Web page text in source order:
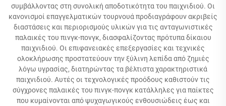
συμβάλλοντας στη συνολική αποδοτικότητα του παιχνιδιού. Οι
κανονισμοί επαγγελματικών τουρνουά προδιαγράφουν ακριβείς
διαστάσεις και περιορισμούς υλικών για τις ανταγωνιστικές
παλαικές του πινγκ-πονγκ, διασφαλίζοντας πρότυπα δίκαιου
παιχνιδιού. Οι επιφανειακές επεξεργασίες και τεχνικές
ολοκλήρωσης προστατεύουν την ξύλινη λεπίδα από ζημιές
λόγω υγρασίας, διατηρώντας τα βέλτιστα χαρακτηριστικά
παιχνιδιού. Αυτές οι τεχνολογικές προόδους καθιστούν τις
σύγχρονες παλαικές του πινγκ-πονγκ κατάλληλες για παίκτες
που κυμαίνονται από ψυχαγωγικούς ενθουσιώδεις έως και